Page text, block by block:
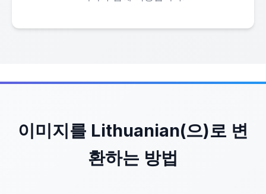
이미지를 Lithuanian(으)로 변
환하는 방법